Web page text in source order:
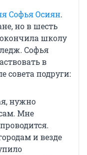
Софья Осиян.
но в шесть
окончила школу
Софья
в
совета подруги:
нужно
Мне
и везде